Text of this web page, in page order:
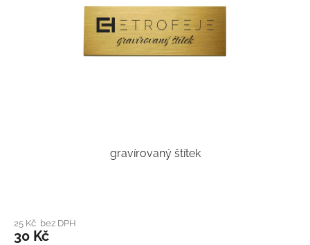
gravírovaný štítek
25 Kč bez DPH
30 Kč